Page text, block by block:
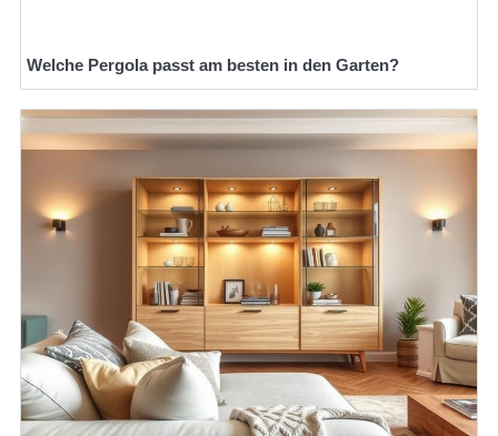
Welche Pergola passt am besten in den Garten?